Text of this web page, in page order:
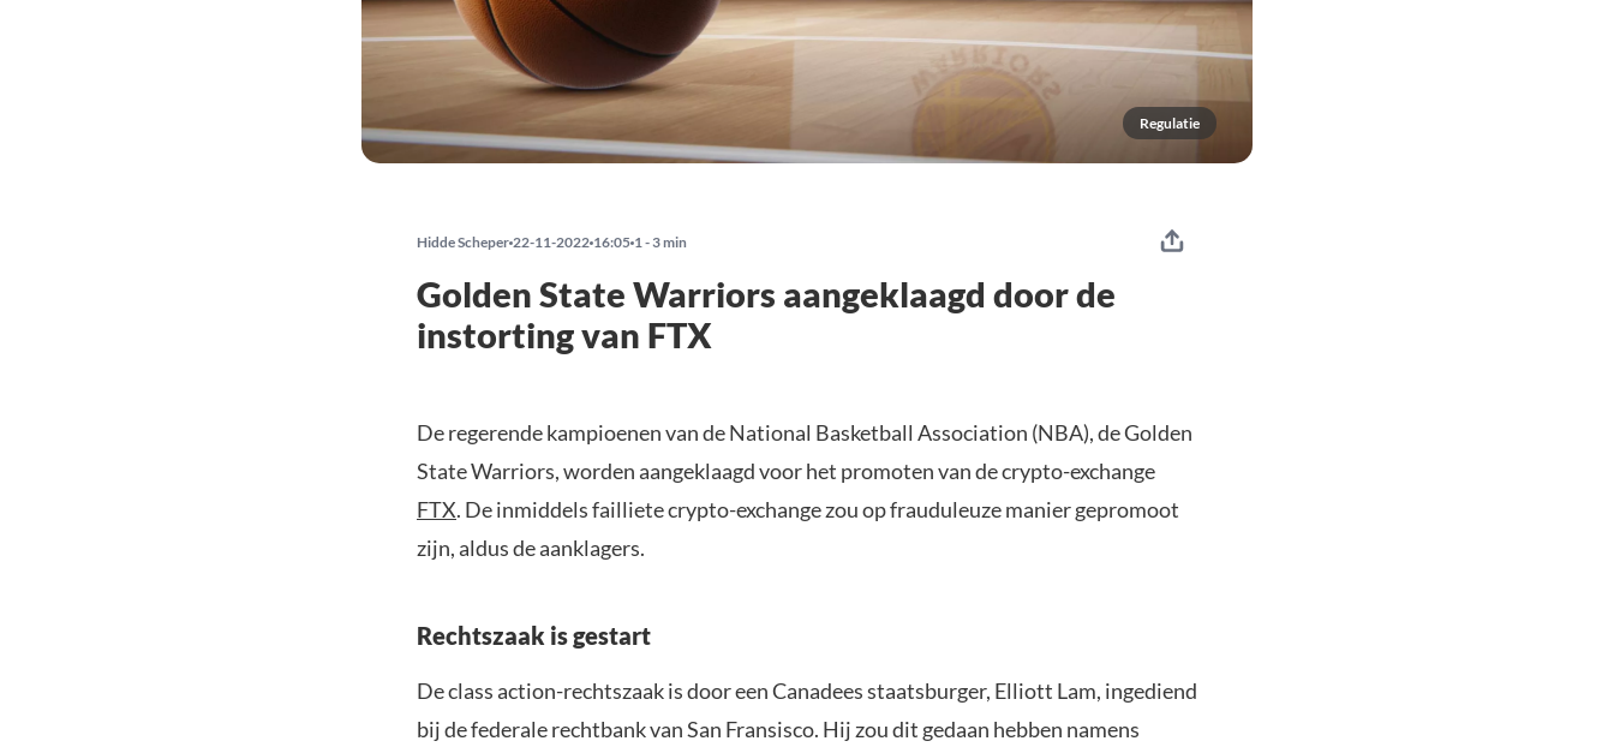
Regulatie
Hidde Scheper 22-11-2022 16:05 1 - 3 min
Golden State Warriors aangeklaagd door de
instorting van FTX
De regerende kampioenen van de National Basketball Association (NBA), de Golden
State Warriors, worden aangeklaagd voor het promoten van de crypto-exchange
FTX. De inmiddels failliete crypto-exchange zou op frauduleuze manier gepromoot
zijn, aldus de aanklagers.
Rechtszaak is gestart
De class action-rechtszaak is door een Canadees staatsburger, Elliott Lam, ingediend
bij de federale rechtbank van San Fransisco. Hij zou dit gedaan hebben namens